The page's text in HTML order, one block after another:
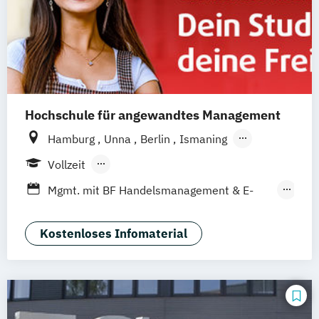
Hochschule für angewandtes Management
Hamburg Unna Berlin
Ismaning
Mannheim
Stuttgart
Vollzeit
Berufsbegleitendes Präsenzstudium
Mgmt. mit BF Handelsmanagement & E-
Social Media Studies Sportmanagement
Kostenloses Infomaterial